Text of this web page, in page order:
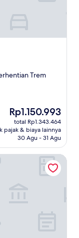
Trem
Harga
sekarang
Rp1.150.993
Rp1.150.993
total Rp1.343.464
pajak & biaya lainnya
30 Agu - 31 Agu